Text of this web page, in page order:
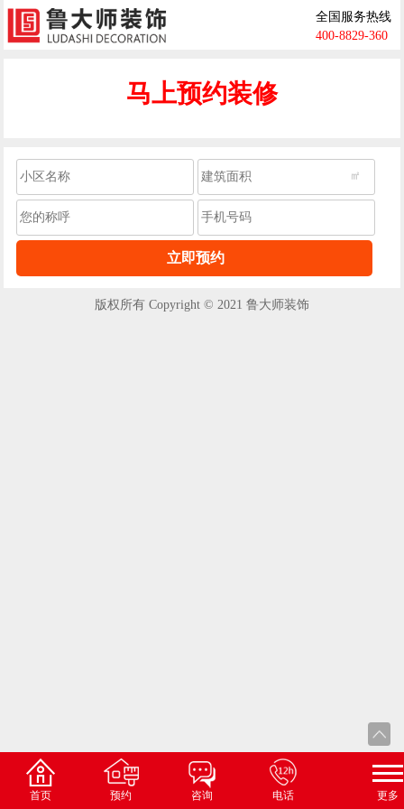
全国服务热线
400-8829-360
马上预约装修
版权所有 Copyright © 2021 鲁大师装饰
首页 预约 咨询 电话 更多